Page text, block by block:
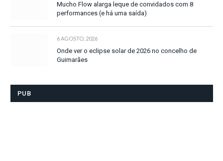
Mucho Flow alarga leque de convidados com 8
performances (e há uma saída)
6 AGOSTO, 2026
Onde ver o eclipse solar de 2026 no concelho de
Guimarães
PUB